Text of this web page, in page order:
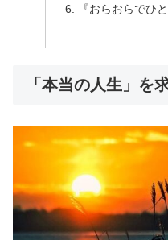
『おらおらでひ
「本当の人生」を